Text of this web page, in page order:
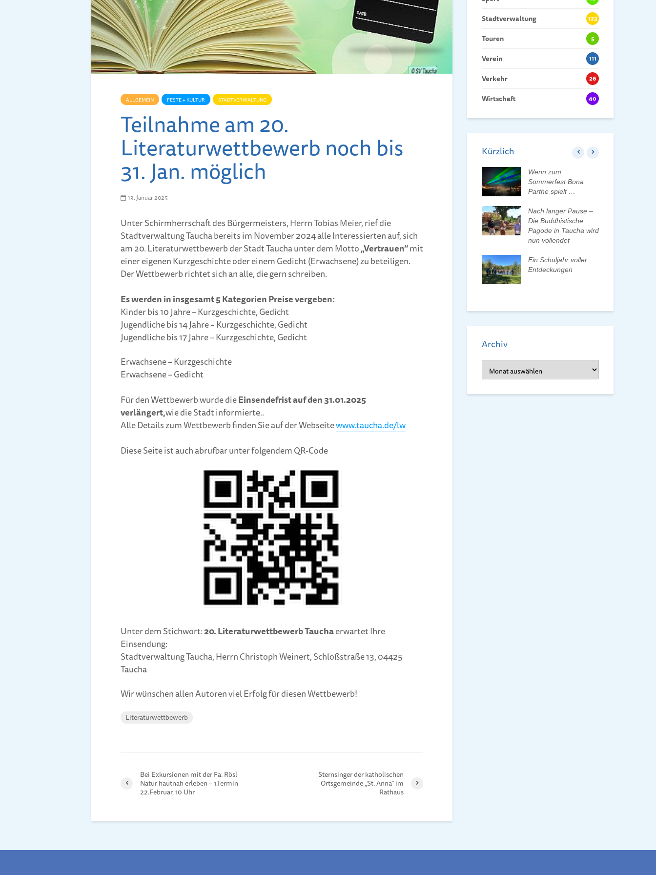
ALLGEMEIN FESTE + KULTUR STADTVERWALTUNG
Teilnahme am 20.
Literaturwettbewerb noch bis
31. Jan. möglich
13. Januar 2025
Unter Schirmherrschaft des Bürgermeisters, Herrn Tobias Meier, rief die
Stadtverwaltung Taucha bereits im November 2024 alle Interessierten auf, sich
am 20. Literaturwettbewerb der Stadt Taucha unter dem Motto„Vertrauen“mit
einer eigenen Kurzgeschichte oder einem Gedicht (Erwachsene) zu beteiligen.
Der Wettbewerb richtet sich an alle, die gern schreiben.
Es werden in insgesamt 5 Kategorien Preise vergeben:
Kinder bis 10 Jahre – Kurzgeschichte, Gedicht
Jugendliche bis 14 Jahre – Kurzgeschichte, Gedicht
Jugendliche bis 17 Jahre – Kurzgeschichte, Gedicht
Erwachsene – Kurzgeschichte
Erwachsene – Gedicht
Für den Wettbewerb wurde dieEinsendefrist auf den 31.01.2025
verlängert,wie die Stadt informierte..
Alle Details zum Wettbewerb finden Sie auf der Webseitewww.taucha.de/lw
Diese Seite ist auch abrufbar unter folgendem QR-Code
Unter dem Stichwort:20. Literaturwettbewerb Tauchaerwartet Ihre
Einsendung:
Stadtverwaltung Taucha, Herrn Christoph Weinert, Schloßstraße 13, 04425
Taucha
Wir wünschen allen Autoren viel Erfolg für diesen Wettbewerb!
Literaturwettbewerb
Bei Exkursionen mit der Fa. Rösl
Natur hautnah erleben – 1.Termin
22.Februar, 10 Uhr
Sternsinger der katholischen
Ortsgemeinde „St. Anna“ im
Rathaus
Stadtverwaltung 123
Touren 5
Verein 111
Verkehr 26
Wirtschaft 40
Kürzlich
Bunte Feenstäbe
Frühlingsbasteln der
Renner
Frühlingsbasteln mit
dem Heimatverein
Generationenwechsel
Wenn zum
Sommerfest Bona
Parthe spielt …
Nach langer Pause –
Die Buddhistische
Pagode in Taucha wird
nun vollendet
Ein Schuljahr voller
Entdeckungen
Archiv